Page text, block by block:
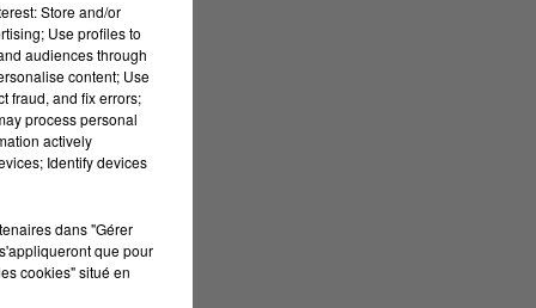
Store and/or
Use profiles to
audiences through
content; Use
fraud, and fix errors;
process personal
actively
Identify devices
dans "Gérer
que pour
cookies" situé en